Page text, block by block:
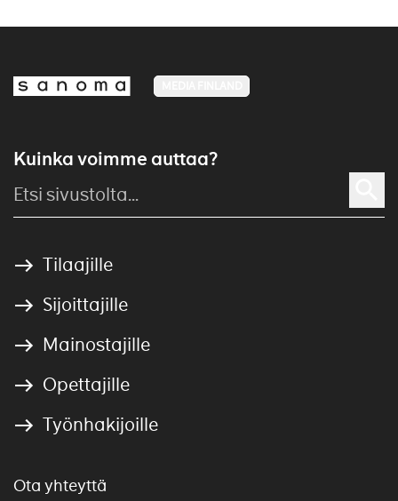
Kuinka voimme auttaa?
Tilaajille
Sijoittajille
Mainostajille
Opettajille
Työnhakijoille
Ota yhteyttä